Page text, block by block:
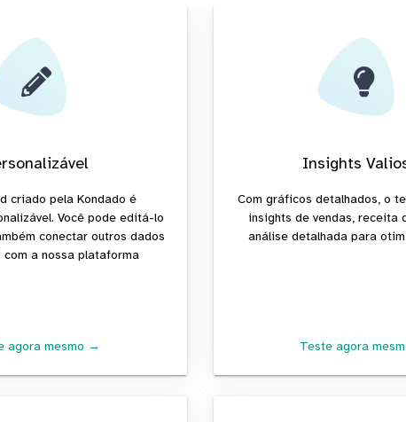
criado pela Kondado é
Você pode editá-lo
conectar outros dados
com a nossa plataforma
agora mesmo →
Insights
Com gráficos detalhados, o
insights de vendas, receita
análise detalhada para
Teste agora